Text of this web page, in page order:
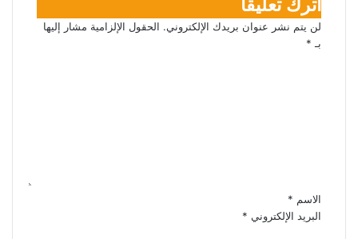
اترك تعليقاً
لن يتم نشر عنوان بريدك الإلكتروني. الحقول الإلزامية مشار إليها
بـ *
الاسم *
البريد الإلكتروني *